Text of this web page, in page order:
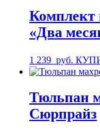
Комплект
«Два
1 239 руб.
Тюльпан
Сюрпрайз